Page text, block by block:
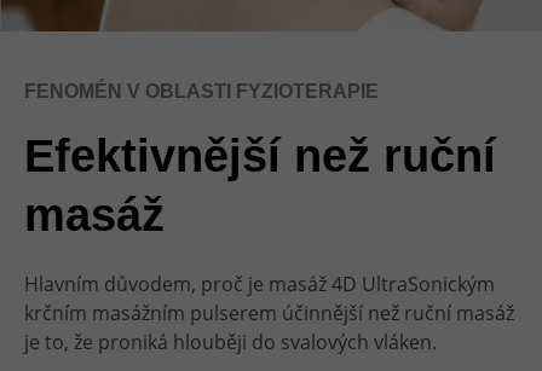
FENOMÉN V OBLASTI FYZIOTERAPIE
Efektivnější než ruční
masáž
Hlavním důvodem, proč je masáž 4D UltraSonickým
krčním masážním pulserem účinnější než ruční masáž
je to, že proniká hlouběji do svalových vláken.